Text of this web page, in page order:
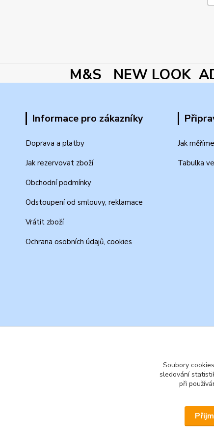
M&S NEW LOOK
Informace pro zákazníky
Doprava a platby
Jak rezervovat zboží
Obchodní podmínky
Odstoupení od smlouvy, reklamace
Vrátit zboží
Ochrana osobních údajů, cookies
Jak měříme
Tabulka
Soubory
sledování
při